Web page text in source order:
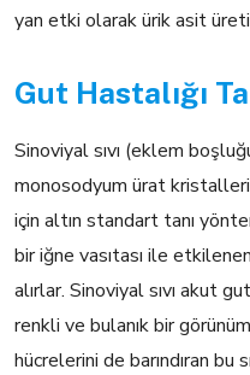
yan etki olarak ürik asit
Gut Hastalığı
Sinoviyal sıvı (eklem
monosodyum ürat
için altın standart tanı
bir iğne vasıtası ile
alırlar. Sinoviyal sıvı akut
renkli ve bulanık bir
hücrelerini de barındıran bu